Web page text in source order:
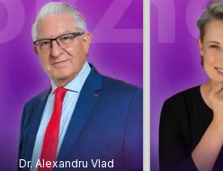
Dr. Alexandru Vlad